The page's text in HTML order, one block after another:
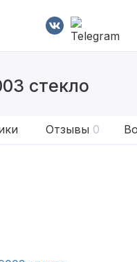
стекло
Отзывы 0